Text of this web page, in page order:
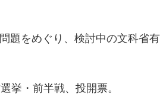
題をめぐり、検討中の文科省有
挙・前半戦、投開票。